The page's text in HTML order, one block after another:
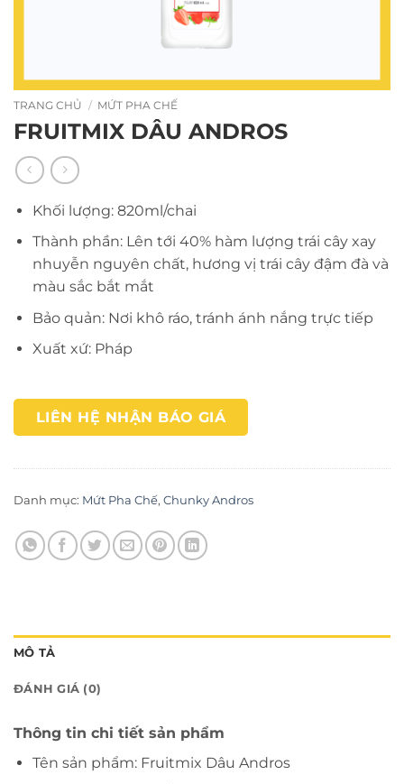
TRANG CHỦ / MỨT PHA CHẾ
FRUITMIX DÂU ANDROS
Khối lượng: 820ml/chai
Thành phần: Lên tới 40% hàm lượng trái cây xay
nhuyễn nguyên chất, hương vị trái cây đậm đà và
màu sắc bắt mắt
Bảo quản: Nơi khô ráo, tránh ánh nắng trực tiếp
Xuất xứ: Pháp
LIÊN HỆ NHẬN BÁO GIÁ
Danh mục: Mứt Pha Chế, Chunky Andros
MÔ TẢ
ĐÁNH GIÁ (0)
Thông tin chi tiết sản phẩm
Tên sản phẩm: Fruitmix Dâu Andros